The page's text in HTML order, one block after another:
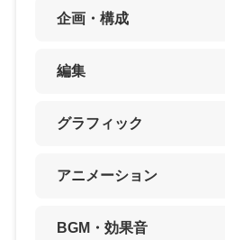
企画・構成
編集
グラフィック
アニメーション
BGM・効果音